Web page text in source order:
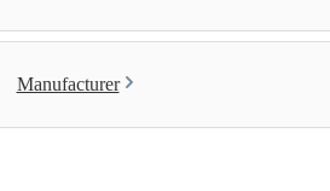
Manufacturer